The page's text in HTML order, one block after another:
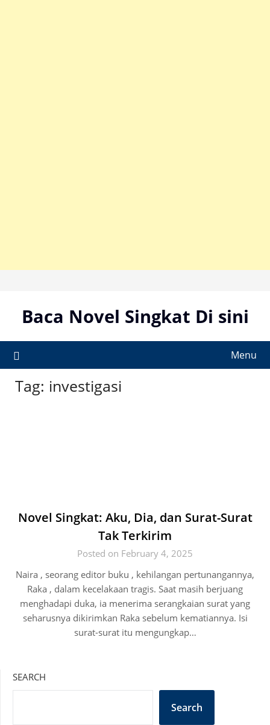
contentBaca Novel Singkat Di sini
Menu
Tag: investigasi
Novel Singkat: Aku, Dia, dan Surat-Surat
Tak Terkirim
Posted on February 4, 2025
Naira , seorang editor buku , kehilangan pertunangannya,
Raka , dalam kecelakaan tragis. Saat masih berjuang
menghadapi duka, ia menerima serangkaian surat yang
seharusnya dikirimkan Raka sebelum kematiannya. Isi
surat-surat itu mengungkap…
SEARCH
Search